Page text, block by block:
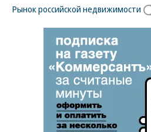
Рынок российской недвижимости